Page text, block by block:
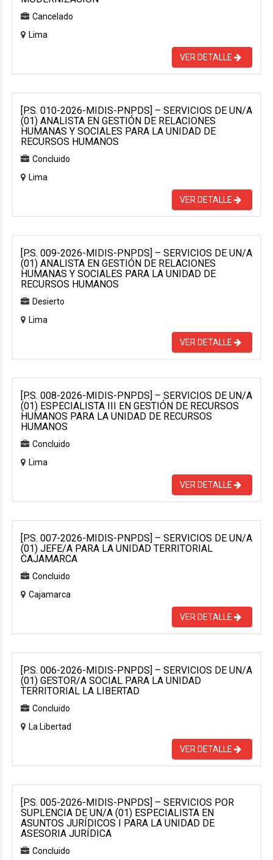
Cancelado
Lima
VER DETALLE
[P.S. 010-2026-MIDIS-PNPDS] – SERVICIOS DE UN/A
(01) ANALISTA EN GESTIÓN DE RELACIONES
HUMANAS Y SOCIALES PARA LA UNIDAD DE
RECURSOS HUMANOS
Concluido
Lima
VER DETALLE
[P.S. 009-2026-MIDIS-PNPDS] – SERVICIOS DE UN/A
(01) ANALISTA EN GESTIÓN DE RELACIONES
HUMANAS Y SOCIALES PARA LA UNIDAD DE
RECURSOS HUMANOS
Desierto
Lima
VER DETALLE
[P.S. 008-2026-MIDIS-PNPDS] – SERVICIOS DE UN/A
(01) ESPECIALISTA III EN GESTIÓN DE RECURSOS
HUMANOS PARA LA UNIDAD DE RECURSOS
HUMANOS
Concluido
Lima
VER DETALLE
[P.S. 007-2026-MIDIS-PNPDS] – SERVICIOS DE UN/A
(01) JEFE/A PARA LA UNIDAD TERRITORIAL
CAJAMARCA
Concluido
Cajamarca
VER DETALLE
[P.S. 006-2026-MIDIS-PNPDS] – SERVICIOS DE UN/A
(01) GESTOR/A SOCIAL PARA LA UNIDAD
TERRITORIAL LA LIBERTAD
Concluido
La Libertad
VER DETALLE
[P.S. 005-2026-MIDIS-PNPDS] – SERVICIOS POR
SUPLENCIA DE UN/A (01) ESPECIALISTA EN
ASUNTOS JURÍDICOS I PARA LA UNIDAD DE
ASESORIA JURÍDICA
Concluido